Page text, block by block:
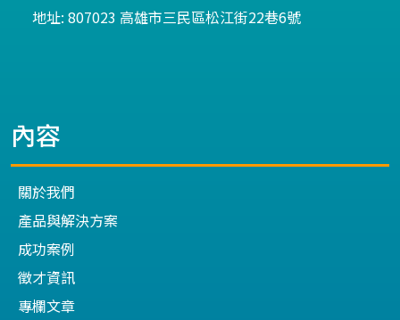
地址: 807023 高雄市三民區松江街22巷6號
內容
關於我們
產品與解決方案
成功案例
徵才資訊
專欄文章